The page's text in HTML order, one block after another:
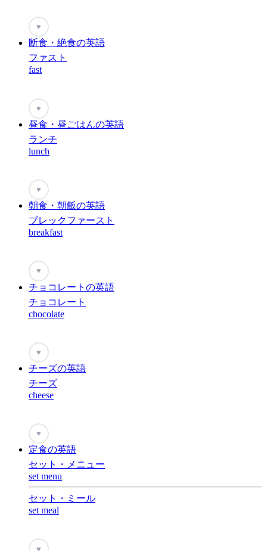
♥
断食・絶食の英語
ファスト
fast
♥
昼食・昼ごはんの英語
ランチ
lunch
♥
朝食・朝飯の英語
ブレックファースト
breakfast
♥
チョコレートの英語
チョコレート
chocolate
♥
チーズの英語
チーズ
cheese
♥
定食の英語
セット・メニュー
set menu
セット・ミール
set meal
♥